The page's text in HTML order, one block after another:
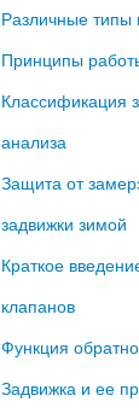
Различные типы
Принципы
Классификация
анализа
Защита от
задвижки зимой
Краткое
клапанов
Функция
Задвижка и ее